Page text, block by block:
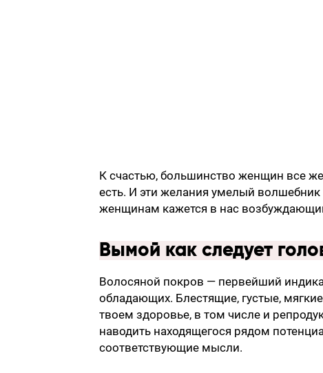
К счастью, большинство женщин все
есть. И эти желания умелый
женщинам кажется в нас
Вымой как следует
Волосяной покров — первейший
обладающих. Блестящие, густые,
твоем здоровье, в том числе и
наводить находящегося рядом
соответствующие мысли.